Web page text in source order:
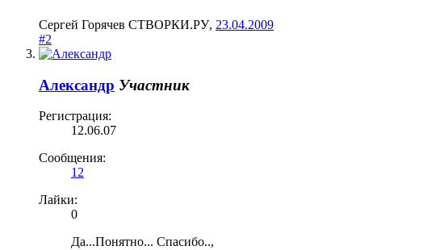
Сергей Горячев СТВОРКИ.РУ, 23.04.2009
#2
Александр Участник
Регистрация:
12.06.07
Сообщения:
12
Лайки:
0
Да...Понятно... Спасибо..,